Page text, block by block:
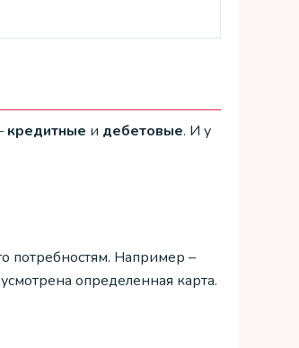
кредитные и дебетовые. И у
потребностям. Например –
определенная карта.